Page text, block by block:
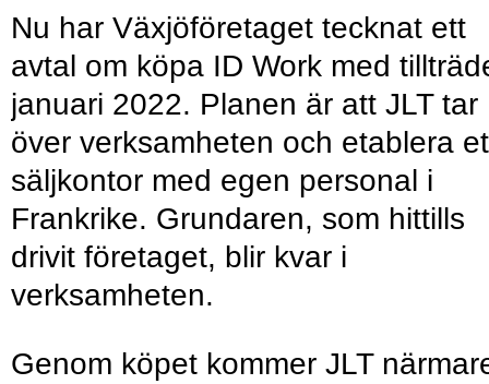
Nu har Växjöföretaget tecknat ett
avtal om köpa ID Work med
januari 2022. Planen är att JLT tar
över verksamheten och etablera
säljkontor med egen personal i
Frankrike. Grundaren, som hittills
drivit företaget, blir kvar i
verksamheten.
Genom köpet kommer JLT